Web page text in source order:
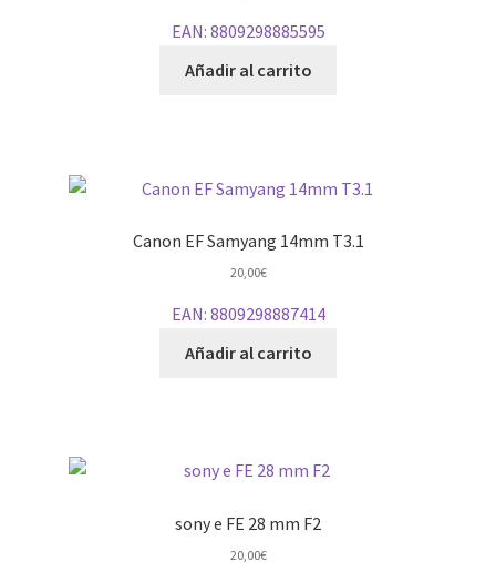
EAN: 8809298885595
Añadir al carrito
Canon EF Samyang 14mm T3.1
20,00€
EAN: 8809298887414
Añadir al carrito
sony e FE 28 mm F2
20,00€